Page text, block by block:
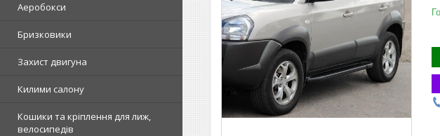
Аеробокси
Бризковики
Захист двигуна
Килими салону
Кошики та кріплення для лиж,
велосипедів